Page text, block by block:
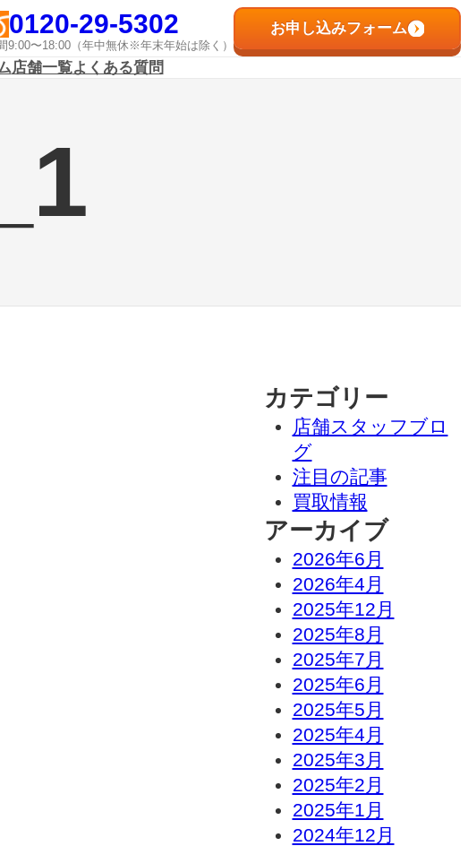
0120-29-5302
9:00〜18:00（年中無休※年末年始は除く）
お申し込みフォーム
店舗一覧よくある質問
カテゴリー
店舗スタッフブロ
グ
注目の記事
買取情報
アーカイブ
2026年6月
2026年4月
2025年12月
2025年8月
2025年7月
2025年6月
2025年5月
2025年4月
2025年3月
2025年2月
2025年1月
2024年12月